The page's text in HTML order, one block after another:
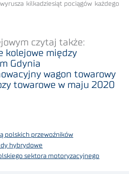
kilkadziesiąt pociągów każdego
czytaj także:
kolejowe między
Gdynia
wagon towarowy
towarowe w maju 2020
polskich przewoźników
hybrydowe
sektora motoryzacyjnego